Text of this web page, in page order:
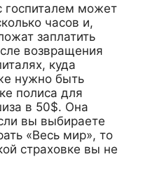
госпиталем может
часов и,
заплатить
возвращения
куда
нужно быть
полиса для
в 50$. Она
вы выбираете
«Весь мир», то
страховке вы не